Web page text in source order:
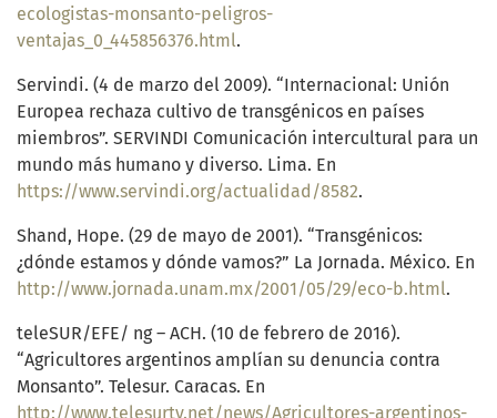
ecologistas-monsanto-peligros-
ventajas_0_445856376.html.
Servindi. (4 de marzo del 2009). “Internacional: Unión
Europea rechaza cultivo de transgénicos en países
miembros”. SERVINDI Comunicación intercultural para un
mundo más humano y diverso. Lima. En
https://www.servindi.org/actualidad/8582.
Shand, Hope. (29 de mayo de 2001). “Transgénicos:
¿dónde estamos y dónde vamos?” La Jornada. México. En
http://www.jornada.unam.mx/2001/05/29/eco-b.html.
teleSUR/EFE/ ng – ACH. (10 de febrero de 2016).
“Agricultores argentinos amplían su denuncia contra
Monsanto”. Telesur. Caracas. En
http://www.telesurtv.net/news/Agricultores-argentinos-